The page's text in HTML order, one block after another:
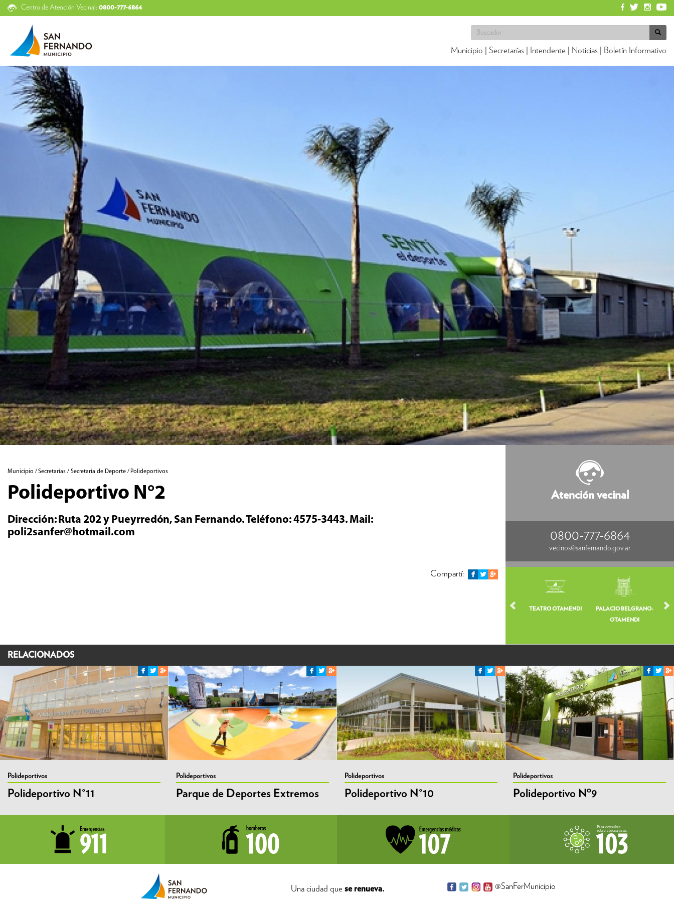
Centro de Atención Vecinal: 0800-777-6864
Municipio Secretarías Intendente Noticias Boletín Informativo
Municipio / Secretarías / Secretaría de Deporte / Polideportivos
Polideportivo N°2
Dirección: Ruta 202 y Pueyrredón, San Fernando. Teléfono: 4575-3443. Mail:
poli2sanfer@hotmail.com
Compartí:
Atención vecinal
0800-777-6864
vecinos@sanfernando.gov.ar
TEATRO OTAMENDI
PALACIO BELGRANO-
OTAMENDI
RELACIONADOS
Polideportivos
Polideportivo N°11
Polideportivos
Parque de Deportes Extremos
Polideportivos
Polideportivo N°10
Polideportivos
Polideportivo Nº9
Una ciudad que se renueva. @SanFerMunicipio